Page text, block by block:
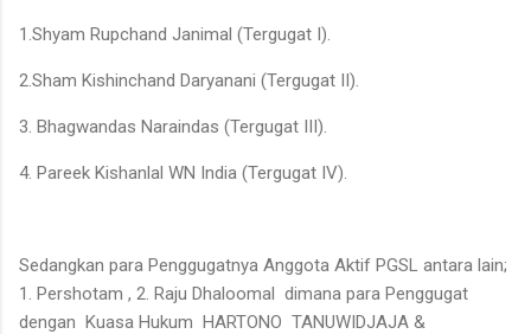
1.Shyam Rupchand Janimal (Tergugat I).
2.Sham Kishinchand Daryanani (Tergugat II).
3. Bhagwandas Naraindas (Tergugat III).
4. Pareek Kishanlal WN India (Tergugat IV).
Sedangkan para Penggugatnya Anggota Aktif PGSL antara lain;
1. Pershotam , 2. Raju Dhaloomal dimana para Penggugat
dengan Kuasa Hukum HARTONO TANUWIDJAJA &